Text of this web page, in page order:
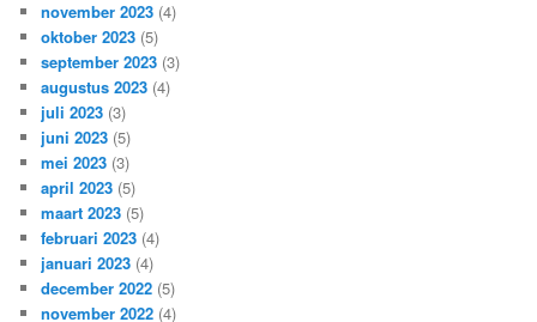
november 2023 (4)
oktober 2023 (5)
september 2023 (3)
augustus 2023 (4)
juli 2023 (3)
juni 2023 (5)
mei 2023 (3)
april 2023 (5)
maart 2023 (5)
februari 2023 (4)
januari 2023 (4)
december 2022 (5)
november 2022 (4)